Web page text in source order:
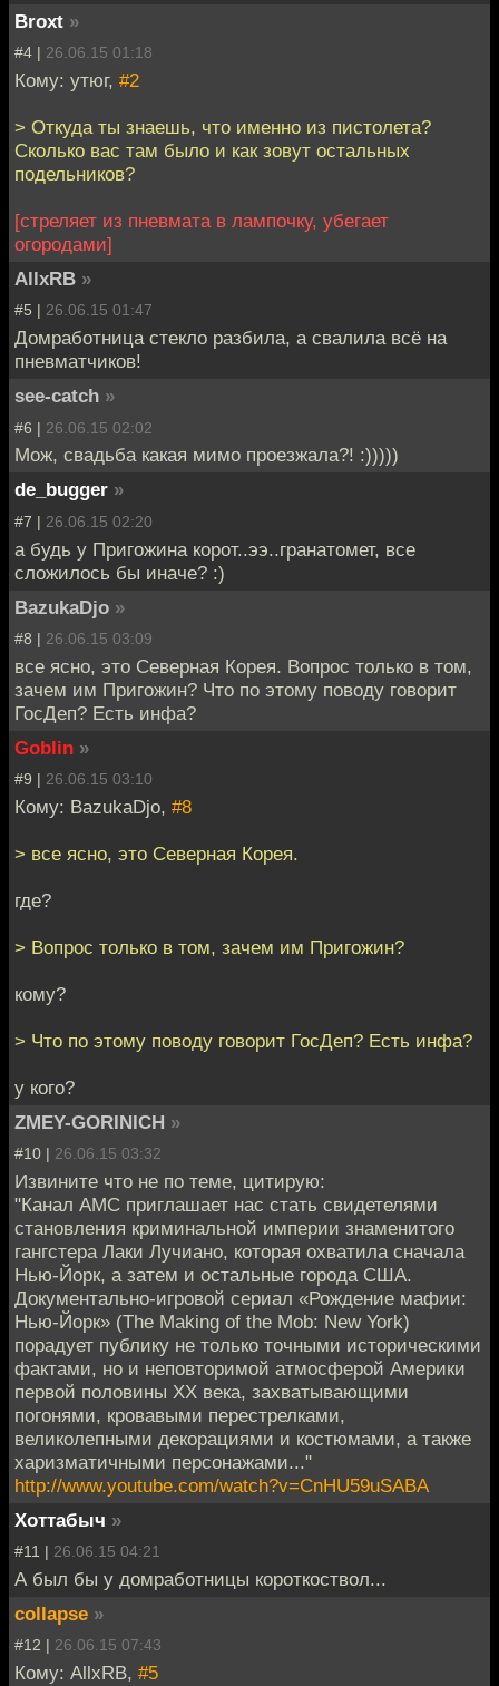
Broxt »
#4 | 26.06.15 01:18
Кому: утюг, #2
> Откуда ты знаешь, что именно из пистолета?
Сколько вас там было и как зовут остальных
подельников?
[стреляет из пневмата в лампочку, убегает
огородами]
AllxRB »
#5 | 26.06.15 01:47
Домработница стекло разбила, а свалила всё на
пневматчиков!
see-catch »
#6 | 26.06.15 02:02
Мож, свадьба какая мимо проезжала?! :)))))
de_bugger »
#7 | 26.06.15 02:20
а будь у Пригожина корот..ээ..гранатомет, все
сложилось бы иначе? :)
BazukaDjo »
#8 | 26.06.15 03:09
все ясно, это Северная Корея. Вопрос только в том,
зачем им Пригожин? Что по этому поводу говорит
ГосДеп? Есть инфа?
Goblin »
#9 | 26.06.15 03:10
Кому: BazukaDjo, #8
> все ясно, это Северная Корея.
где?
> Вопрос только в том, зачем им Пригожин?
кому?
> Что по этому поводу говорит ГосДеп? Есть инфа?
у кого?
ZMEY-GORINICH »
#10 | 26.06.15 03:32
Извините что не по теме, цитирую:
"Канал AMC приглашает нас стать свидетелями
становления криминальной империи знаменитого
гангстера Лаки Лучиано, которая охватила сначала
Нью-Йорк, а затем и остальные города США.
Документально-игровой сериал «Рождение мафии:
Нью-Йорк» (The Making of the Mob: New York)
порадует публику не только точными историческими
фактами, но и неповторимой атмосферой Америки
первой половины XX века, захватывающими
погонями, кровавыми перестрелками,
великолепными декорациями и костюмами, а также
харизматичными персонажами..."
http://www.youtube.com/watch?v=CnHU59uSABA
Хоттабыч »
#11 | 26.06.15 04:21
А был бы у домработницы короткоствол...
collapse »
#12 | 26.06.15 07:43
Кому: AllxRB, #5